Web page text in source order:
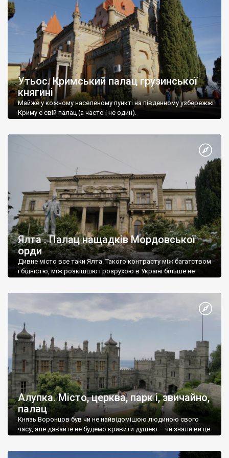
Утьос. Кримський палац грузинської
княгині
Майже у кожному населеному пункті на південному узбережжі
Криму є свій палац (а часто і не один).
Ялта . Палац нащадків Мордовської
орди
Дивне місто все таки Ялта. Такого контрасту між багатством
і бідністю, між розкішшю і розрухою в Україні більше не
Алупка. Місто, церква, парк і, звичайно,
палац
Князь Воронцов був чи не найвідомішою людиною свого
часу, але давайте не будемо кривити душею – чи знали ви це